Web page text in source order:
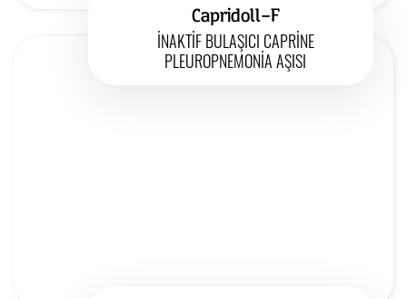
Capridoll-F
İNAKTİF BULAŞICI CAPRİNE
PLEUROPNEMONİA AŞISI